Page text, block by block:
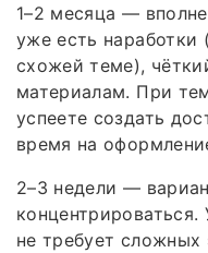
1–2 месяца —
уже есть наработки
схожей теме),
материалам. При
успеете создать
время на
2–3 недели —
не требует сложных